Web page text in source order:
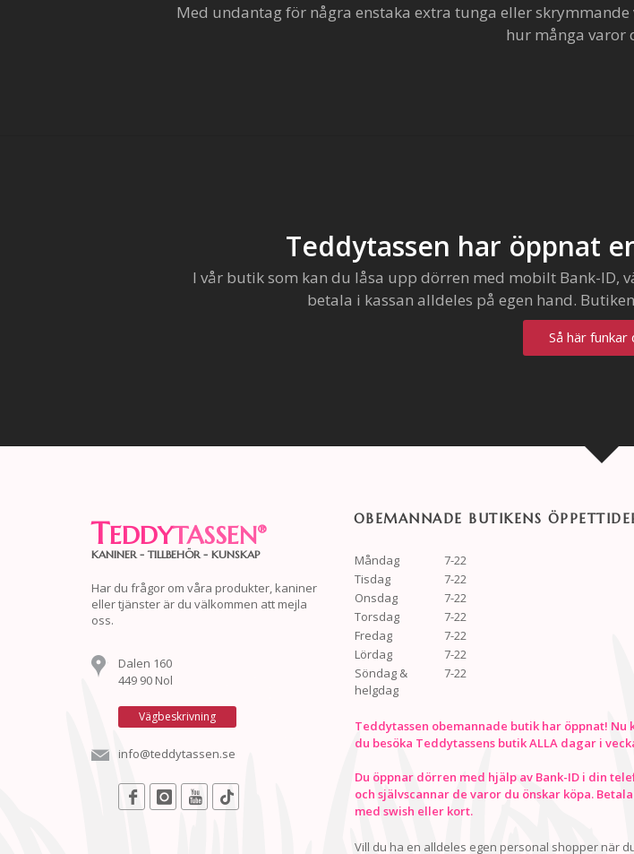
Med undantag för några enstaka extra tunga eller
hur många varor
Teddytassen har öppnat
I vår butik som kan du låsa upp dörren med mobilt Bank-ID,
betala i kassan alldeles på egen hand.
Så här funkar
TEDDYTASSEN®
KANINER - TILLBEHÖR - KUNSKAP
Har du frågor om våra produkter, kaniner
eller tjänster är du välkommen att mejla
oss.
Dalen 160
449 90 Nol
Vägbeskrivning
info@teddytassen.se
OBEMANNADE BUTIKENS
Måndag
7-22
Tisdag
7-22
Onsdag
7-22
Torsdag
7-22
Fredag
7-22
Lördag
7-22
Söndag &
helgdag
7-22
Teddytassen obemannade butik har öppnat! Nu
du besöka Teddytassens butik ALLA dagar i
Du öppnar dörren med hjälp av Bank-ID i din
och självscannar de varor du önskar köpa. Betala
med swish eller kort.
Vill du ha en alldeles egen personal shopper när